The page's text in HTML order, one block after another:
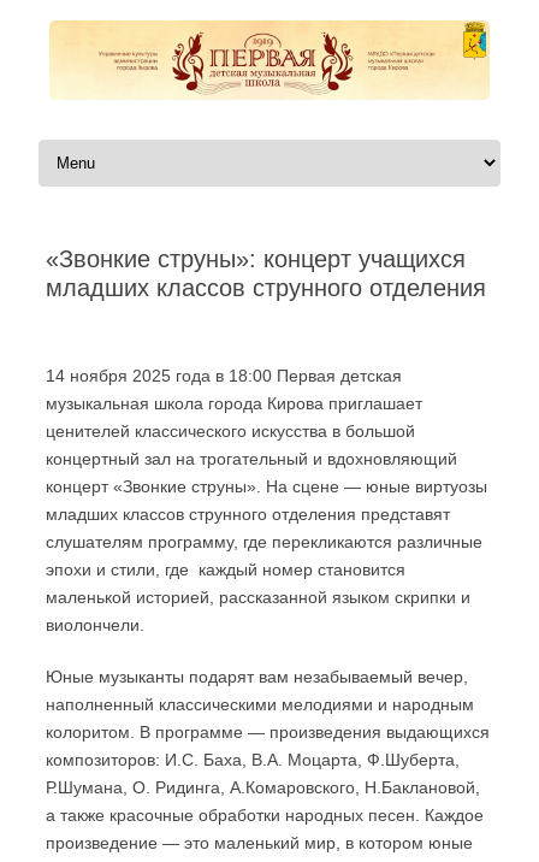
Перейти к содержимому
«Звонкие струны»: концерт учащихся
младших классов струнного отделения
14 ноября 2025 года в 18:00 Первая детская
музыкальная школа города Кирова приглашает
ценителей классического искусства в большой
концертный зал на трогательный и вдохновляющий
концерт «Звонкие струны». На сцене — юные виртуозы
младших классов струнного отделения представят
слушателям программу, где перекликаются различные
эпохи и стили, где каждый номер становится
маленькой историей, рассказанной языком скрипки и
виолончели.
Юные музыканты подарят вам незабываемый вечер,
наполненный классическими мелодиями и народным
колоритом. В программе — произведения выдающихся
композиторов: И.С. Баха, В.А. Моцарта, Ф.Шуберта,
Р.Шумана, О. Ридинга, А.Комаровского, Н.Баклановой,
а также красочные обработки народных песен. Каждое
произведение — это маленький мир, в котором юные